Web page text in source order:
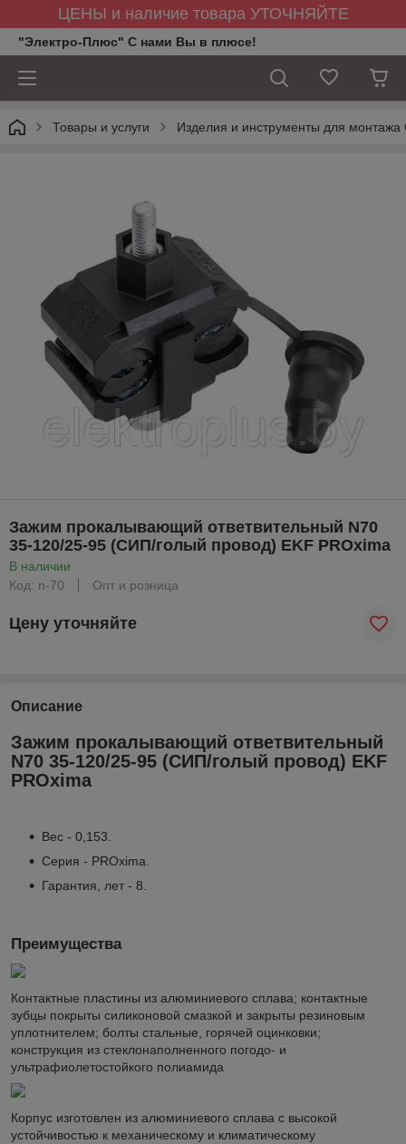
ЦЕНЫ и наличие товара УТОЧНЯЙТЕ
"Электро-Плюс" С нами Вы в плюсе!
Товары и услуги Изделия и инструменты для
Зажим прокалывающий ответвительный N70
35-120/25-95 (СИП/голый провод) EKF PROxima
В наличии
Код: n-70
Опт и розница
Цену уточняйте
Описание
Зажим прокалывающий ответвительный
N70 35-120/25-95 (СИП/голый провод) EKF
PROxima
Вес - 0,153.
Серия - PROxima.
Гарантия, лет - 8.
Преимущества
Контактные пластины из алюминиевого сплава; контактные
зубцы покрыты силиконовой смазкой и закрыты резиновым
уплотнителем; болты стальные, горячей оцинковки;
конструкция из стеклонаполненного погодо- и
ультрафиолетостойкого полиамида
Корпус изготовлен из алюминиевого сплава с высокой
устойчивостью к механическому и климатическому